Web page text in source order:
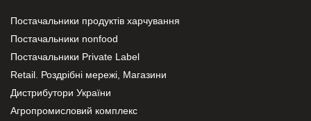
Постачальники продуктів харчування
Постачальники nonfood
Постачальники Private Label
Retail. Роздрібні мережі, Магазини
Дистрибутори України
Агропромисловий комплекс